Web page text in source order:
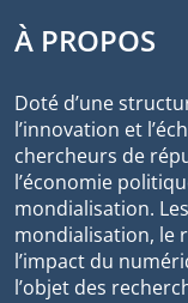
À PROPOS
Doté d’une
l’innovation et
chercheurs de
l’économie
mondialisation.
mondialisation, le
l’impact du
l’objet des